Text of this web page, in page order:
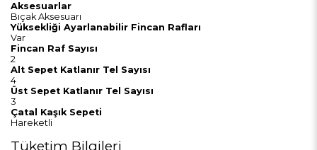
Aksesuarlar
Bıçak Aksesuarı
Yüksekliği Ayarlanabilir Fincan Rafları
Var
Fincan Raf Sayısı
2
Alt Sepet Katlanır Tel Sayısı
4
Üst Sepet Katlanır Tel Sayısı
3
Çatal Kaşık Sepeti
Hareketli
Tüketim Bilgileri